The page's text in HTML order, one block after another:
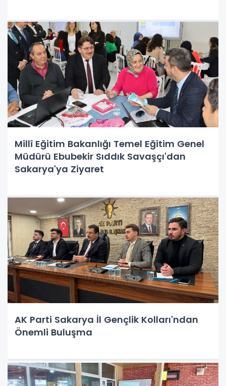
Millî Eğitim Bakanlığı Temel Eğitim Genel
Müdürü Ebubekir Sıddık Savaşçı'dan
Sakarya'ya Ziyaret
AK Parti Sakarya İl Gençlik Kolları'ndan
Önemli Buluşma